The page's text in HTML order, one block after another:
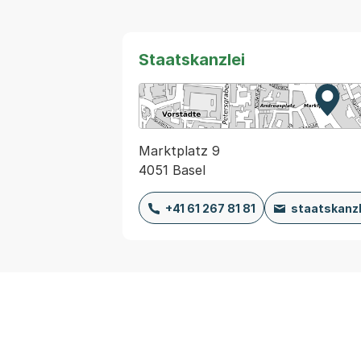
Staatskanzlei
Zur
Marktplatz 9
4051 Basel
+41 61 267 81 81